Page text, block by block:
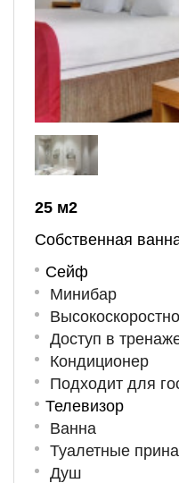
25 м2
Собственная
Сейф
Минибар
Доступ в
Кондиционер
Подходит для
Телевизор
Ванна
Туалетные
Душ